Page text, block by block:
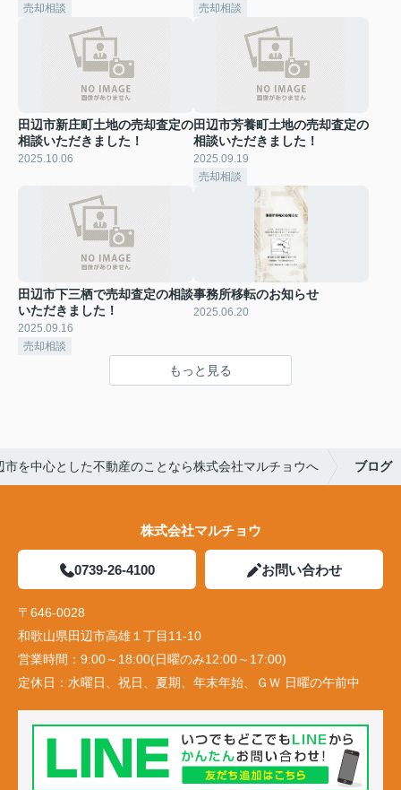
売却相談
売却相談
田辺市新庄町土地の売却査定の
相談いただきました！
2025.10.06
田辺市芳養町土地の売却査定の
相談いただきました！
2025.09.19
売却相談
田辺市下三栖で売却査定の相談
いただきました！
2025.09.16
売却相談
事務所移転のお知らせ
2025.06.20
もっと見る
市を中心とした不動産のことなら株式会社マルチョウへ ブログ
株式会社マルチョウ
0739-26-4100 お問い合わせ
〒646-0028
和歌山県田辺市高雄１丁目11-10
営業時間： 9:00～18:00(日曜のみ12:00～17:00)
定休日： 水曜日、祝日、夏期、年末年始、ＧＷ 日曜の午前中